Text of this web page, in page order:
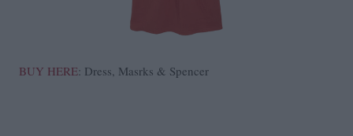
BUY HERE: Dress, Masrks & Spencer